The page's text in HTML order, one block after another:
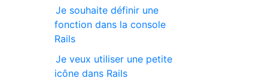
Je souhaite définir une
fonction dans la console
Rails
Je veux utiliser une petite
icône dans Rails